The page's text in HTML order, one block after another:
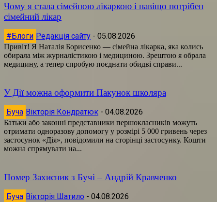
Чому я стала сімейною лікаркою і навіщо потрібен
сімейний лікар
#Блоги Редакція сайту - 05.08.2026
Привіт! Я Наталія Борисенко — сімейна лікарка, яка колись
обирала між журналістикою і медициною. Зрештою я обрала
медицину, а тепер спробую поєднати обидві справи...
У Дії можна оформити Пакунок школяра
Буча Вікторія Кондратюк - 04.08.2026
Батьки або законні представники першокласників можуть
отримати одноразову допомогу у розмірі 5 000 гривень через
застосунок «Дія», повідомили на сторінці застосунку. Кошти
можна спрямувати на...
Помер Захисник з Бучі – Андрій Кравченко
Буча Вікторія Шатило - 04.08.2026